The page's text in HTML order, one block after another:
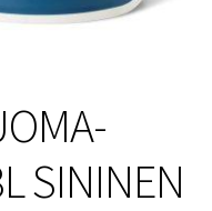
SININEN